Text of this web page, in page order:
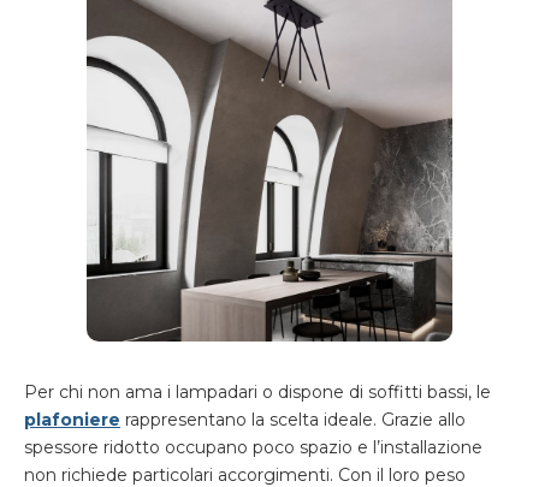
Per chi non ama i lampadari o dispone di soffitti bassi, le
plafoniere rappresentano la scelta ideale. Grazie allo
spessore ridotto occupano poco spazio e l’installazione
non richiede particolari accorgimenti. Con il loro peso